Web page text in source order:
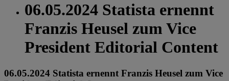
06.05.2024 Statista ernennt
Franzis Heusel zum Vice
President Editorial Content
06.05.2024 Statista ernennt Franzis Heusel zum Vice